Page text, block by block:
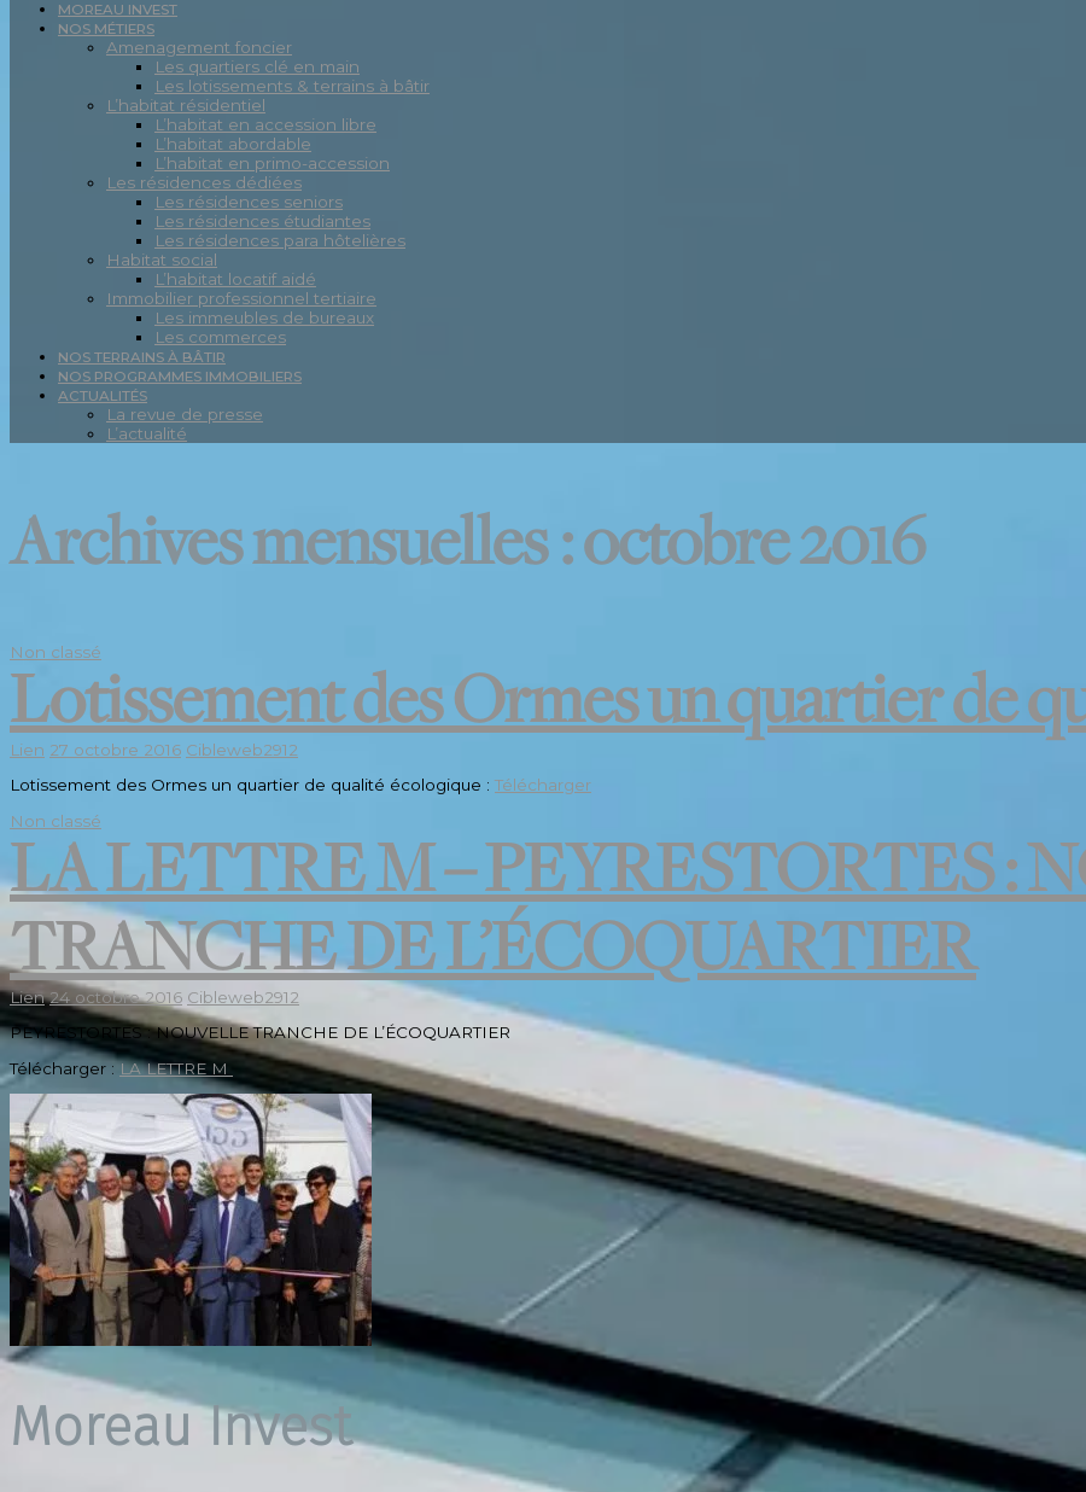
MOREAU INVEST
NOS MÉTIERS
Amenagement foncier
Les quartiers clé en main
Les lotissements & terrains à bâtir
L’habitat résidentiel
L’habitat en accession libre
L’habitat abordable
L’habitat en primo-accession
Les résidences dédiées
Les résidences seniors
Les résidences étudiantes
Les résidences para hôtelières
Habitat social
L’habitat locatif aidé
Immobilier professionnel tertiaire
Les immeubles de bureaux
Les commerces
NOS TERRAINS À BÂTIR
NOS PROGRAMMES IMMOBILIERS
ACTUALITÉS
La revue de presse
L’actualité
Archives mensuelles : octobre 2016
Non classé
Lotissement des Ormes un quartier de
Lien 27 octobre 2016 Cibleweb2912
Lotissement des Ormes un quartier de qualité écologique : Télécharger
Non classé
LA LETTRE M – PEYRESTORTES :
TRANCHE DE L’ÉCOQUARTIER
Lien 24 octobre 2016 Cibleweb2912
PEYRESTORTES : NOUVELLE TRANCHE DE L’ÉCOQUARTIER
Télécharger : LA LETTRE M
Moreau Invest